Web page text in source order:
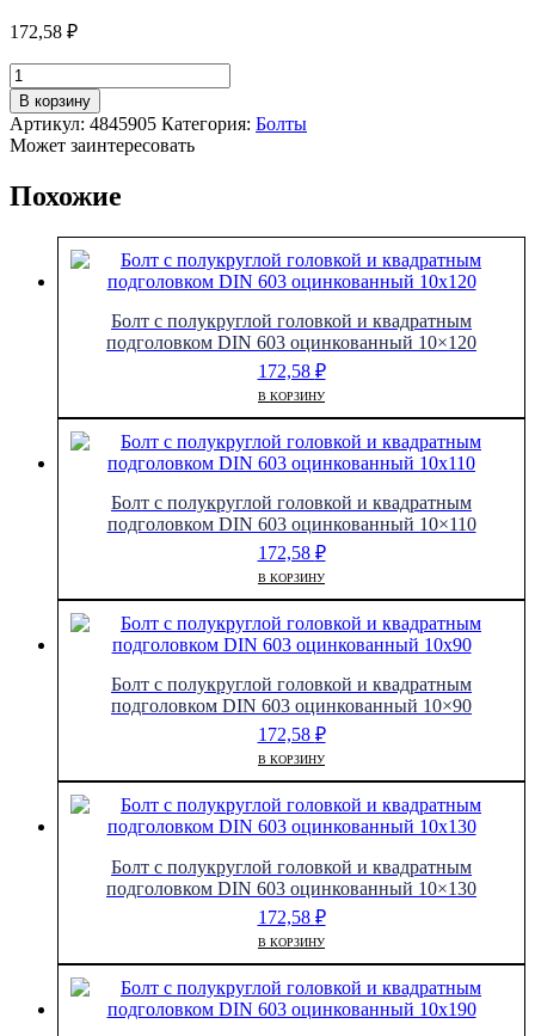
172,58 ₽
Количество
товара
Болт
с
полукруглой
и
подголовком
В корзину
Артикул: 4845905 Категория: Болты
Может заинтересовать
Похожие
Болт с полукруглой головкой и квадратным
подголовком DIN 603 оцинкованный 10×120
172,58 ₽
В КОРЗИНУ
Болт с полукруглой головкой и квадратным
подголовком DIN 603 оцинкованный 10×110
172,58 ₽
В КОРЗИНУ
Болт с полукруглой головкой и квадратным
подголовком DIN 603 оцинкованный 10×90
172,58 ₽
В КОРЗИНУ
Болт с полукруглой головкой и квадратным
подголовком DIN 603 оцинкованный 10×130
172,58 ₽
В КОРЗИНУ